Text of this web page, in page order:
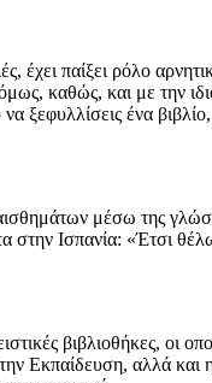
έχει παίξει ρόλο
καθώς, και με την
ένα
μέσω της
στην Ισπανία: «Έτσι
βιβλιοθήκες, οι
Εκπαίδευση, αλλά και